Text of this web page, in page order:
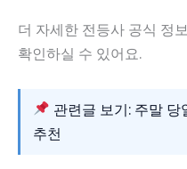
더 자세한 전등사 공식 정
확인하실 수 있어요.
관련글 보기: 주말
추천